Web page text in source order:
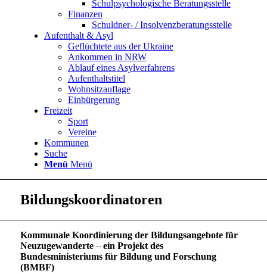
Schulpsychologische Beratungsstelle
Finanzen
Schuldner- / Insolvenzberatungsstelle
Aufenthalt & Asyl
Geflüchtete aus der Ukraine
Ankommen in NRW
Ablauf eines Asylverfahrens
Aufenthaltstitel
Wohnsitzauflage
Einbürgerung
Freizeit
Sport
Vereine
Kommunen
Suche
Menü Menü
Bildungskoordinatoren
Kommunale Koordinierung der Bildungsangebote für
Neuzugewanderte–ein Projekt des
Bundesministeriums für Bildung und Forschung
(BMBF)